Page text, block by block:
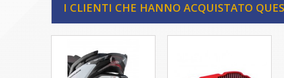
I CLIENTI CHE HANNO ACQUISTATO